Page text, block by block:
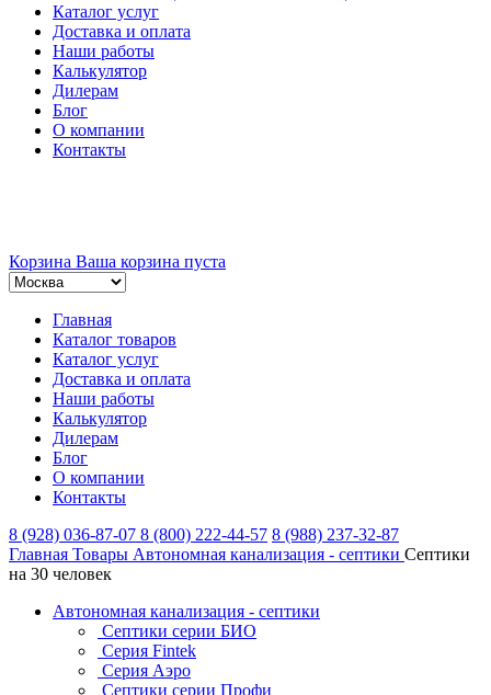
Каталог услуг
Доставка и оплата
Наши работы
Калькулятор
Дилерам
Блог
О компании
Контакты
Корзина Ваша корзина пуста
Главная
Каталог товаров
Каталог услуг
Доставка и оплата
Наши работы
Калькулятор
Дилерам
Блог
О компании
Контакты
8 (928) 036-87-07 8 (800) 222-44-57 8 (988) 237-32-87
Главная Товары Автономная канализация - септики Септики
на 30 человек
Автономная канализация - септики
Септики серии БИО
Серия Fintek
Серия Аэро
Септики серии Профи